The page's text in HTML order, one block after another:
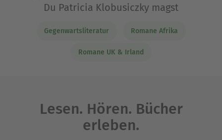
Du Patricia Klobusiczky magst
Gegenwartsliteratur Romane Afrika
Romane UK & Irland
Lesen. Hören. Bücher
erleben.